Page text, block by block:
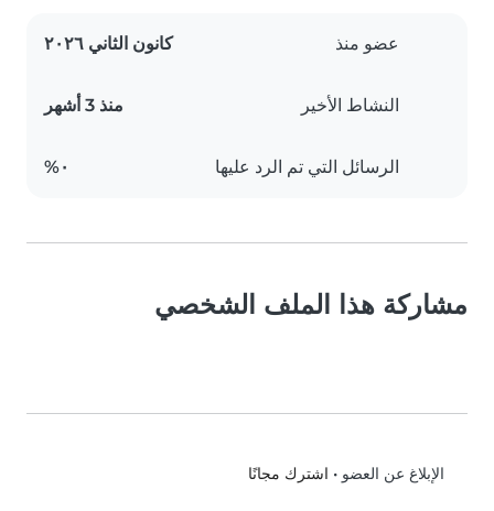
عضو منذ كانون الثاني ٢٠٢٦
النشاط الأخير منذ 3 أشهر
الرسائل التي تم الرد عليها ٠%
مشاركة هذا الملف الشخصي
الإبلاغ عن العضو • اشترك مجانًا